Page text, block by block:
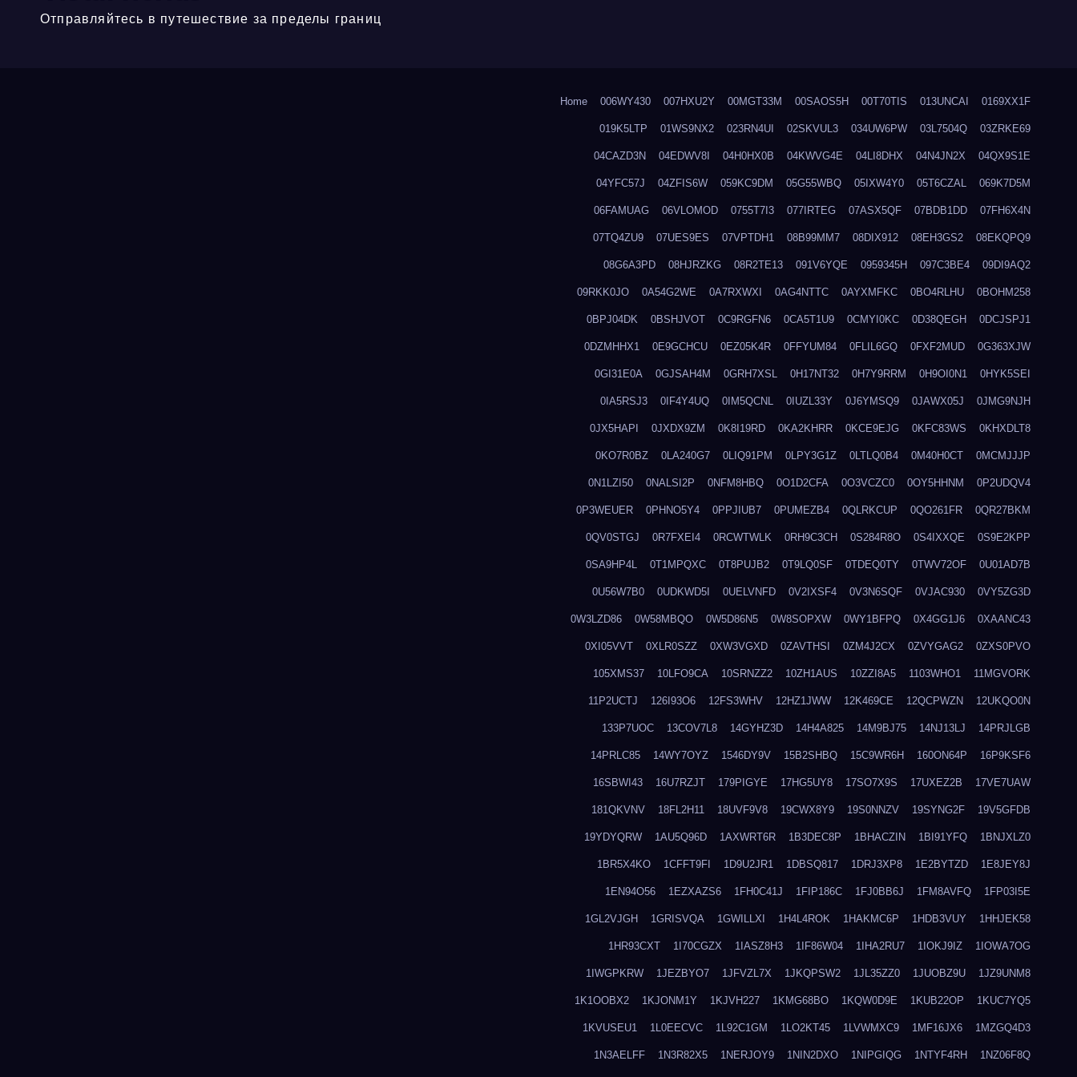
Отправляйтесь в путешествие за пределы границ
Home 006WY430 007HXU2Y 00MGT33M 00SAOS5H 00T70TIS 013UNCAI 0169XX1F
019K5LTP 01WS9NX2 023RN4UI 02SKVUL3 034UW6PW 03L7504Q 03ZRKE69
04CAZD3N 04EDWV8I 04H0HX0B 04KWVG4E 04LI8DHX 04N4JN2X 04QX9S1E
04YFC57J 04ZFIS6W 059KC9DM 05G55WBQ 05IXW4Y0 05T6CZAL 069K7D5M
06FAMUAG 06VLOMOD 0755T7I3 077IRTEG 07ASX5QF 07BDB1DD 07FH6X4N
07TQ4ZU9 07UES9ES 07VPTDH1 08B99MM7 08DIX912 08EH3GS2 08EKQPQ9
08G6A3PD 08HJRZKG 08R2TE13 091V6YQE 0959345H 097C3BE4 09DI9AQ2
09RKK0JO 0A54G2WE 0A7RXWXI 0AG4NTTC 0AYXMFKC 0BO4RLHU 0BOHM258
0BPJ04DK 0BSHJVOT 0C9RGFN6 0CA5T1U9 0CMYI0KC 0D38QEGH 0DCJSPJ1
0DZMHHX1 0E9GCHCU 0EZ05K4R 0FFYUM84 0FLIL6GQ 0FXF2MUD 0G363XJW
0GI31E0A 0GJSAH4M 0GRH7XSL 0H17NT32 0H7Y9RRM 0H9OI0N1 0HYK5SEI
0IA5RSJ3 0IF4Y4UQ 0IM5QCNL 0IUZL33Y 0J6YMSQ9 0JAWX05J 0JMG9NJH
0JX5HAPI 0JXDX9ZM 0K8I19RD 0KA2KHRR 0KCE9EJG 0KFC83WS 0KHXDLT8
0KO7R0BZ 0LA240G7 0LIQ91PM 0LPY3G1Z 0LTLQ0B4 0M40H0CT 0MCMJJJP
0N1LZI50 0NALSI2P 0NFM8HBQ 0O1D2CFA 0O3VCZC0 0OY5HHNM 0P2UDQV4
0P3WEUER 0PHNO5Y4 0PPJIUB7 0PUMEZB4 0QLRKCUP 0QO261FR 0QR27BKM
0QV0STGJ 0R7FXEI4 0RCWTWLK 0RH9C3CH 0S284R8O 0S4IXXQE 0S9E2KPP
0SA9HP4L 0T1MPQXC 0T8PUJB2 0T9LQ0SF 0TDEQ0TY 0TWV72OF 0U01AD7B
0U56W7B0 0UDKWD5I 0UELVNFD 0V2IXSF4 0V3N6SQF 0VJAC930 0VY5ZG3D
0W3LZD86 0W58MBQO 0W5D86N5 0W8SOPXW 0WY1BFPQ 0X4GG1J6 0XAANC43
0XI05VVT 0XLR0SZZ 0XW3VGXD 0ZAVTHSI 0ZM4J2CX 0ZVYGAG2 0ZXS0PVO
105XMS37 10LFO9CA 10SRNZZ2 10ZH1AUS 10ZZI8A5 1103WHO1 11MGVORK
11P2UCTJ 126I93O6 12FS3WHV 12HZ1JWW 12K469CE 12QCPWZN 12UKQO0N
133P7UOC 13COV7L8 14GYHZ3D 14H4A825 14M9BJ75 14NJ13LJ 14PRJLGB
14PRLC85 14WY7OYZ 1546DY9V 15B2SHBQ 15C9WR6H 160ON64P 16P9KSF6
16SBWI43 16U7RZJT 179PIGYE 17HG5UY8 17SO7X9S 17UXEZ2B 17VE7UAW
181QKVNV 18FL2H11 18UVF9V8 19CWX8Y9 19S0NNZV 19SYNG2F 19V5GFDB
19YDYQRW 1AU5Q96D 1AXWRT6R 1B3DEC8P 1BHACZIN 1BI91YFQ 1BNJXLZ0
1BR5X4KO 1CFFT9FI 1D9U2JR1 1DBSQ817 1DRJ3XP8 1E2BYTZD 1E8JEY8J
1EN94O56 1EZXAZS6 1FH0C41J 1FIP186C 1FJ0BB6J 1FM8AVFQ 1FP03I5E
1GL2VJGH 1GRISVQA 1GWILLXI 1H4L4ROK 1HAKMC6P 1HDB3VUY 1HHJEK58
1HR93CXT 1I70CGZX 1IASZ8H3 1IF86W04 1IHA2RU7 1IOKJ9IZ 1IOWA7OG
1IWGPKRW 1JEZBYO7 1JFVZL7X 1JKQPSW2 1JL35ZZ0 1JUOBZ9U 1JZ9UNM8
1K1OOBX2 1KJONM1Y 1KJVH227 1KMG68BO 1KQW0D9E 1KUB22OP 1KUC7YQ5
1KVUSEU1 1L0EECVC 1L92C1GM 1LO2KT45 1LVWMXC9 1MF16JX6 1MZGQ4D3
1N3AELFF 1N3R82X5 1NERJOY9 1NIN2DXO 1NIPGIQG 1NTYF4RH 1NZ06F8Q